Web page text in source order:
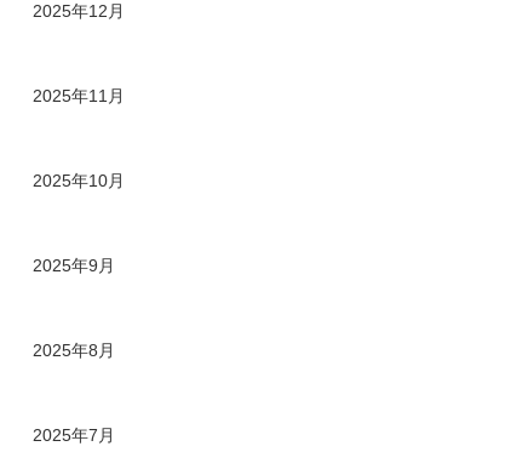
2025年12月
2025年11月
2025年10月
2025年9月
2025年8月
2025年7月